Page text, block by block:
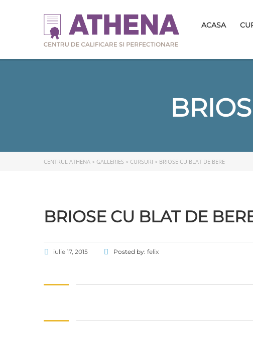
ACASA
CENTRUL ATHENA > GALLERIES > CURSURI > BRIOSE CU BLAT DE BERE
BRIOSE CU BLAT DE
iulie 17, 2015 Posted by: felix